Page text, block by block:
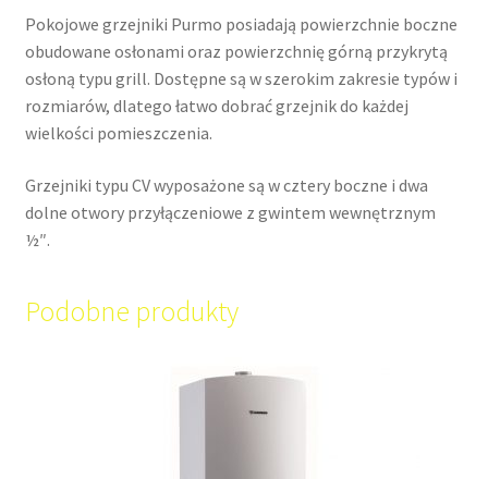
Pokojowe grzejniki Purmo posiadają powierzchnie boczne
obudowane osłonami oraz powierzchnię górną przykrytą
osłoną typu grill. Dostępne są w szerokim zakresie typów i
rozmiarów, dlatego łatwo dobrać grzejnik do każdej
wielkości pomieszczenia.
Grzejniki typu CV wyposażone są w cztery boczne i dwa
dolne otwory przyłączeniowe z gwintem wewnętrznym
½″.
Podobne produkty